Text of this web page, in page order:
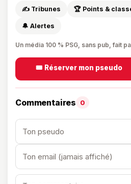
✍️ Tribunes 🏆 Points &
🔔 Alertes
Un média 100 % PSG, sans pub, fait
🎟️ Réserver mon pseudo
Commentaires 0